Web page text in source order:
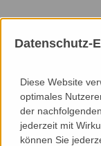
Datenschutz-
Diese Website
optimales
der
jederzeit mit
können Sie